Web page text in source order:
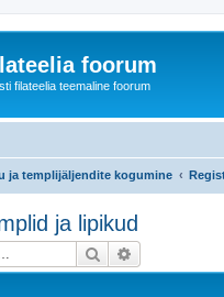
foorum
filateelia teemaline foorum
ja templijäljendite kogumine
ja lipikud
Otsi